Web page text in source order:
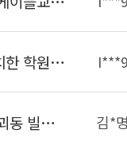
안녕하세요 세종시에 위치한 학원입니다 학원리모델링하면서 랜선정리하려고합니다 비용은 어느정도하는지 궁금합니다
안녕하세요 대전 동구 삼괴동 빌라인데 14세대입니다. 주차장쪽에 전화용구선단자함이 있고 집내부에는 단자함이 없습니다. 전화선코드만있는데 아파트처럼 인터넷을 사용할려면 얼마나 나오나요?? 김*